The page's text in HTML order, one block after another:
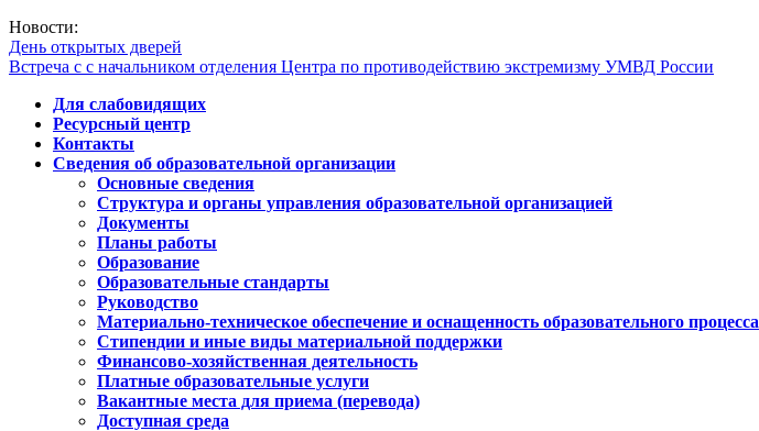
Новости:
День открытых дверей
Встреча с с начальником отделения Центра по противодействию экстремизму УМВД России
Для слабовидящих
Ресурсный центр
Контакты
Сведения об образовательной организации
Основные сведения
Структура и органы управления образовательной организацией
Документы
Планы работы
Образование
Образовательные стандарты
Руководство
Материально-техническое обеспечение и оснащенность образовательного процесса
Стипендии и иные виды материальной поддержки
Финансово-хозяйственная деятельность
Платные образовательные услуги
Вакантные места для приема (перевода)
Доступная среда